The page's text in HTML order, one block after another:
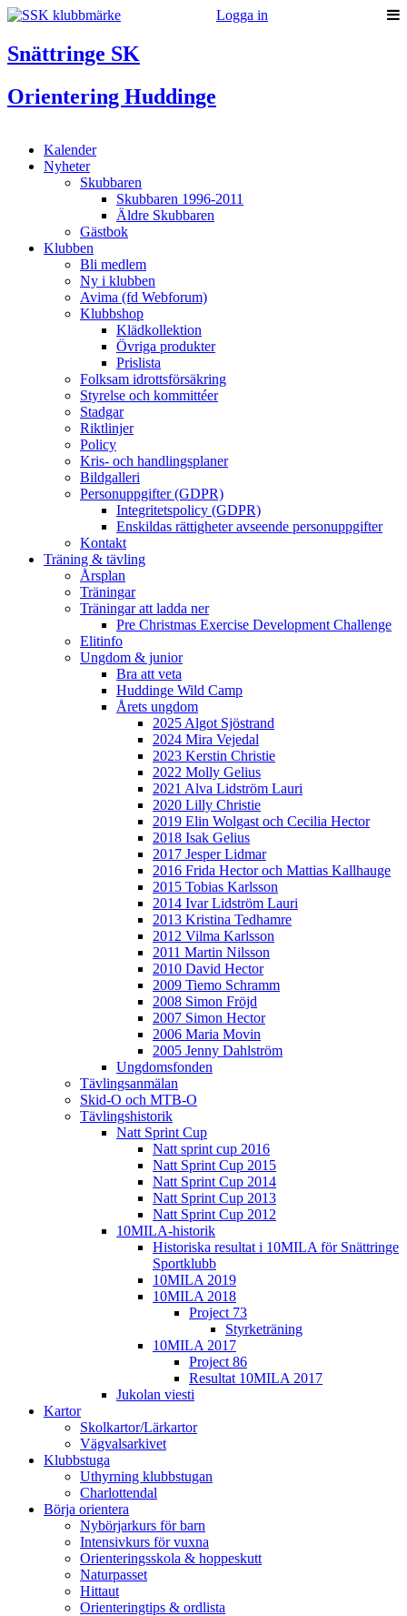
Logga in
Snättringe SK
Orientering Huddinge
Kalender
Nyheter
Skubbaren
Skubbaren 1996-2011
Äldre Skubbaren
Gästbok
Klubben
Bli medlem
Ny i klubben
Avima (fd Webforum)
Klubbshop
Klädkollektion
Övriga produkter
Prislista
Folksam idrottsförsäkring
Styrelse och kommittéer
Stadgar
Riktlinjer
Policy
Kris- och handlingsplaner
Bildgalleri
Personuppgifter (GDPR)
Integritetspolicy (GDPR)
Enskildas rättigheter avseende personuppgifter
Kontakt
Träning & tävling
Årsplan
Träningar
Träningar att ladda ner
Pre Christmas Exercise Development Challenge
Elitinfo
Ungdom & junior
Bra att veta
Huddinge Wild Camp
Årets ungdom
2025 Algot Sjöstrand
2024 Mira Vejedal
2023 Kerstin Christie
2022 Molly Gelius
2021 Alva Lidström Lauri
2020 Lilly Christie
2019 Elin Wolgast och Cecilia Hector
2018 Isak Gelius
2017 Jesper Lidmar
2016 Frida Hector och Mattias Kallhauge
2015 Tobias Karlsson
2014 Ivar Lidström Lauri
2013 Kristina Tedhamre
2012 Vilma Karlsson
2011 Martin Nilsson
2010 David Hector
2009 Tiemo Schramm
2008 Simon Fröjd
2007 Simon Hector
2006 Maria Movin
2005 Jenny Dahlström
Ungdomsfonden
Tävlingsanmälan
Skid-O och MTB-O
Tävlingshistorik
Natt Sprint Cup
Natt sprint cup 2016
Natt Sprint Cup 2015
Natt Sprint Cup 2014
Natt Sprint Cup 2013
Natt Sprint Cup 2012
10MILA-historik
Historiska resultat i 10MILA för Snättringe
Sportklubb
10MILA 2019
10MILA 2018
Project 73
Styrketräning
10MILA 2017
Project 86
Resultat 10MILA 2017
Jukolan viesti
Kartor
Skolkartor/Lärkartor
Vägvalsarkivet
Klubbstuga
Uthyrning klubbstugan
Charlottendal
Börja orientera
Nybörjarkurs för barn
Intensivkurs för vuxna
Orienteringsskola & hoppeskutt
Naturpasset
Hittaut
Orienteringtips & ordlista